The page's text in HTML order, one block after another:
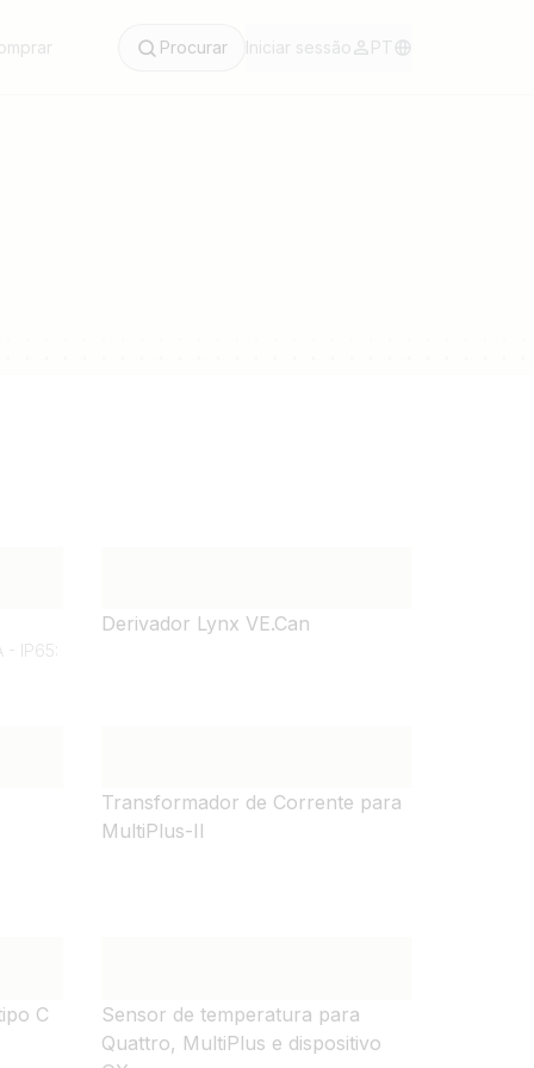
Procurar Iniciar sessão PT
- IP65:
Derivador Lynx VE.Can
Transformador de Corrente para
MultiPlus-II
C
Sensor de temperatura para
Quattro, MultiPlus e dispositivo